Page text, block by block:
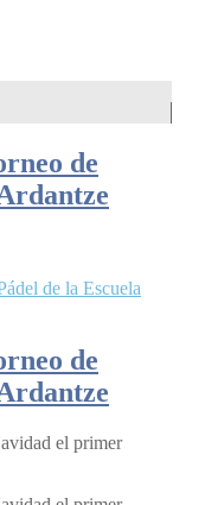
de
de
el primer